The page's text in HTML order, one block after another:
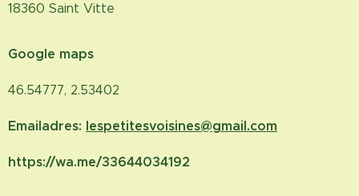
18360 Saint Vitte
Google maps
46.54777, 2.53402
Emailadres: lespetitesvoisines@gmail.com
https://wa.me/33644034192